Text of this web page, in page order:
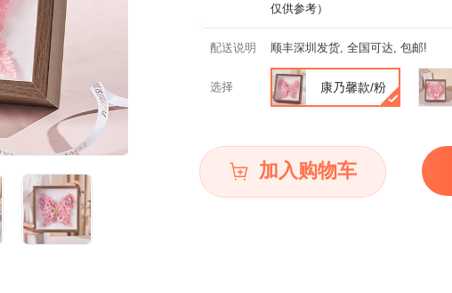
仅供参考）
配送说明 顺丰深圳发货, 全国可达, 包邮!
选择 康乃馨款/粉
加入购物车